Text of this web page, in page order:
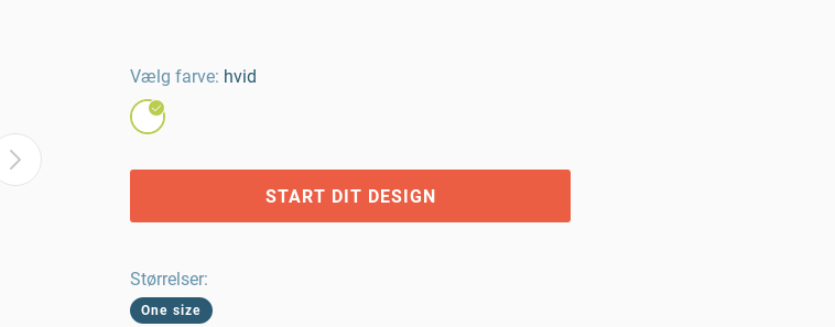
Vælg farve: hvid
START DIT DESIGN
Størrelser:
One size